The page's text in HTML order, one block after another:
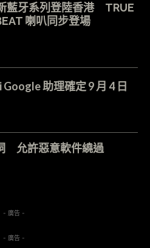
藍牙系列登陸香港 TRUE
喇叭同步登場
助理確定 9 月 4 日
允許惡意軟件繞過
- 廣告 -
- 廣告 -